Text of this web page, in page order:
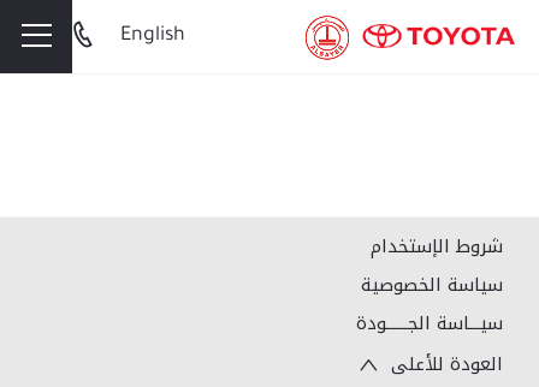
English
شروط الإستخدام
سياسة الخصوصية
سيـــاسة الجــــــودة
العودة للأعلى